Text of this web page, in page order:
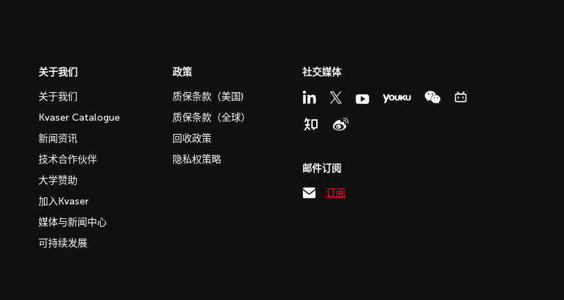
关于我们
关于我们
Kvaser Catalogue
新闻资讯
技术合作伙伴
大学赞助
加入Kvaser
媒体与新闻中心
可持续发展
政策
质保条款（美国)
质保条款（全球）
回收政策
隐私权策略
社交媒体
邮件订阅
订阅